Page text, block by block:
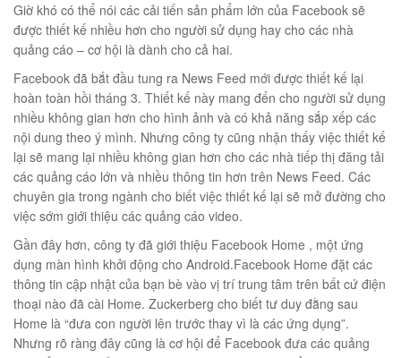
Giờ khó có thể nói các cải tiến sản phẩm lớn của Facebook sẽ
được thiết kế nhiều hơn cho người sử dụng hay cho các nhà
quảng cáo – cơ hội là dành cho cả hai.
Facebook đã bắt đầu tung ra News Feed mới được thiết kế lại
hoàn toàn hồi tháng 3. Thiết kế này mang đến cho người sử dụng
nhiều không gian hơn cho hình ảnh và có khả năng sắp xếp các
nội dung theo ý mình. Nhưng công ty cũng nhận thấy việc thiết kế
lại sẽ mang lại nhiều không gian hơn cho các nhà tiếp thị đăng tải
các quảng cáo lớn và nhiều thông tin hơn trên News Feed. Các
chuyên gia trong ngành cho biết việc thiết kế lại sẽ mở đường cho
việc sớm giới thiệu các quảng cáo video.
Gần đây hơn, công ty đã giới thiệu Facebook Home , một ứng
dụng màn hình khởi động cho Android.Facebook Home đặt các
thông tin cập nhật của bạn bè vào vị trí trung tâm trên bất cứ điện
thoại nào đã cài Home. Zuckerberg cho biết tư duy đằng sau
Home là “đưa con người lên trước thay vì là các ứng dụng”.
Nhưng rõ ràng đây cũng là cơ hội để Facebook đưa các quảng